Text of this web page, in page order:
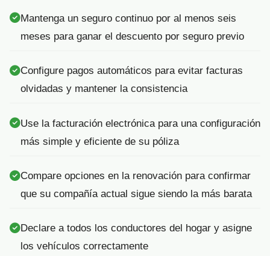
Mantenga un seguro continuo por al menos seis
meses para ganar el descuento por seguro previo
Configure pagos automáticos para evitar facturas
olvidadas y mantener la consistencia
Use la facturación electrónica para una configuración
más simple y eficiente de su póliza
Compare opciones en la renovación para confirmar
que su compañía actual sigue siendo la más barata
Declare a todos los conductores del hogar y asigne
los vehículos correctamente